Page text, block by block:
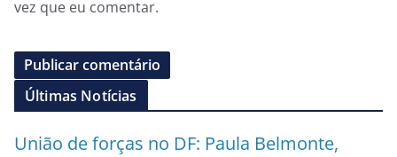
vez que eu comentar.
Últimas Notícias
União de forças no DF: Paula Belmonte,